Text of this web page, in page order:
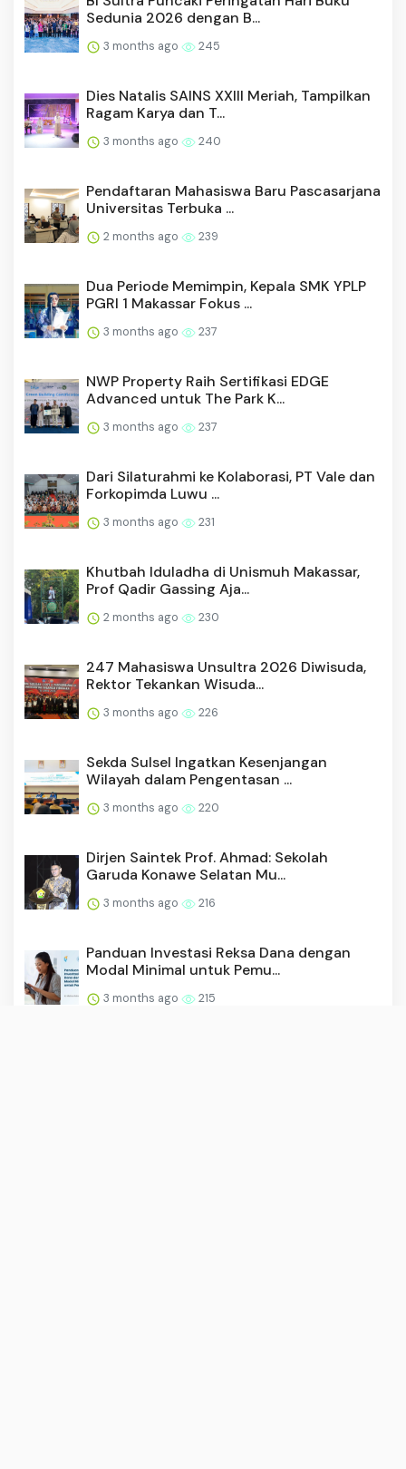
Sedunia 2026 dengan B...
3 months ago 245
Dies Natalis SAINS XXIII Meriah, Tampilkan
Ragam Karya dan T...
3 months ago 240
Pendaftaran Mahasiswa Baru Pascasarjana
Universitas Terbuka ...
2 months ago 239
Dua Periode Memimpin, Kepala SMK YPLP
PGRI 1 Makassar Fokus ...
3 months ago 237
NWP Property Raih Sertifikasi EDGE
Advanced untuk The Park K...
3 months ago 237
Dari Silaturahmi ke Kolaborasi, PT Vale dan
Forkopimda Luwu ...
3 months ago 231
Khutbah Iduladha di Unismuh Makassar,
Prof Qadir Gassing Aja...
2 months ago 230
247 Mahasiswa Unsultra 2026 Diwisuda,
Rektor Tekankan Wisuda...
3 months ago 226
Sekda Sulsel Ingatkan Kesenjangan
Wilayah dalam Pengentasan ...
3 months ago 220
Dirjen Saintek Prof. Ahmad: Sekolah
Garuda Konawe Selatan Mu...
3 months ago 216
Panduan Investasi Reksa Dana dengan
Modal Minimal untuk Pemu...
3 months ago 215